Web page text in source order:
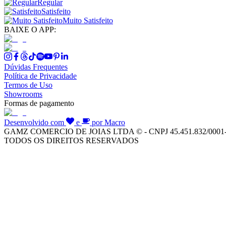
Regular
Satisfeito
Muito Satisfeito
BAIXE O APP:
Dúvidas Frequentes
Política de Privacidade
Termos de Uso
Showrooms
Formas de pagamento
Desenvolvido com e
por Macro
GAMZ COMERCIO DE JOIAS LTDA © - CNPJ 45.451.832/
TODOS OS DIREITOS RESERVADOS